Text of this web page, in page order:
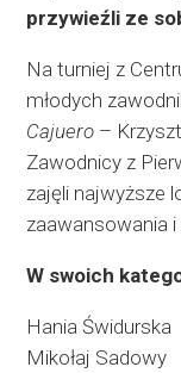
przywieźli ze
Na turniej z
młodych
Cajuero –
Zawodnicy z
zajęli najwyższe
zaawansowania
W swoich
Hania Świdurska
Mikołaj Sadowy